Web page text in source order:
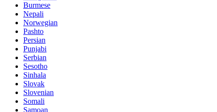
Burmese
Nepali
Norwegian
Pashto
Persian
Punjabi
Serbian
Sesotho
Sinhala
Slovak
Slovenian
Somali
Samoan